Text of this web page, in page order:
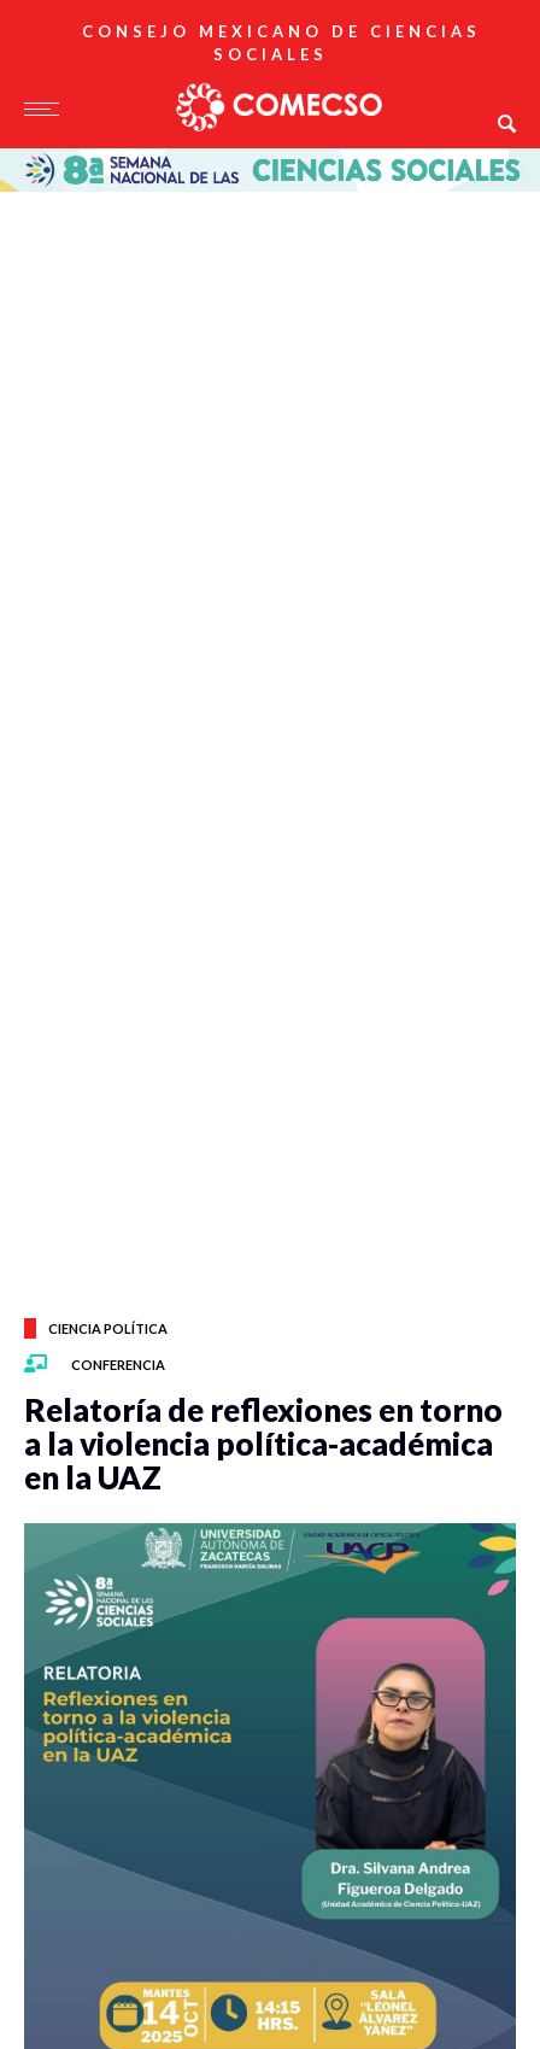
CONSEJO MEXICANO DE CIENCIAS
SOCIALES
CIENCIA POLÍTICA
CONFERENCIA
Relatoría de reflexiones en torno
a la violencia política-académica
en la UAZ